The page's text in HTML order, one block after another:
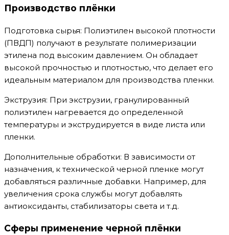
Производство плёнки
Подготовка сырья: Полиэтилен высокой плотности
(ПВДП) получают в результате полимеризации
этилена под высоким давлением. Он обладает
высокой прочностью и плотностью, что делает его
идеальным материалом для производства пленки.
Экструзия: При экструзии, гранулированный
полиэтилен нагревается до определенной
температуры и экструдируется в виде листа или
пленки.
Дополнительные обработки: В зависимости от
назначения, к технической черной пленке могут
добавляться различные добавки. Например, для
увеличения срока службы могут добавлять
антиоксиданты, стабилизаторы света и т.д.
Сферы применение черной плёнки